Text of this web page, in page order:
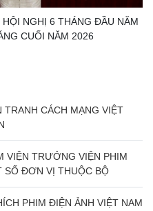
NGHỊ 6 THÁNG ĐẦU NĂM
CUỐI NĂM 2026
TRANH CÁCH MẠNG VIỆT
VIỆN TRƯỞNG VIỆN PHIM
SỐ ĐƠN VỊ THUỘC BỘ
PHIM ĐIỆN ẢNH VIỆT NAM